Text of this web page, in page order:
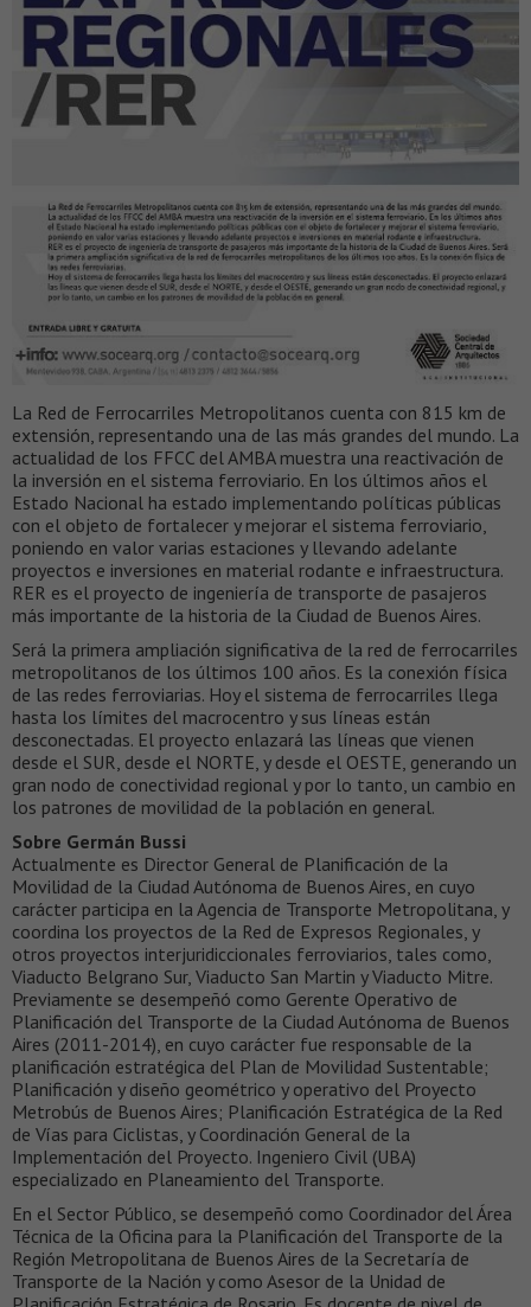
La Red de Ferrocarriles Metropolitanos cuenta con 815 km de
extensión, representando una de las más grandes del mundo. La
actualidad de los FFCC del AMBA muestra una reactivación de
la inversión en el sistema ferroviario. En los últimos años el
Estado Nacional ha estado implementando políticas públicas
con el objeto de fortalecer y mejorar el sistema ferroviario,
poniendo en valor varias estaciones y llevando adelante
proyectos e inversiones en material rodante e infraestructura.
RER es el proyecto de ingeniería de transporte de pasajeros
más importante de la historia de la Ciudad de Buenos Aires.
Será la primera ampliación significativa de la red de ferrocarriles
metropolitanos de los últimos 100 años. Es la conexión física
de las redes ferroviarias. Hoy el sistema de ferrocarriles llega
hasta los límites del macrocentro y sus líneas están
desconectadas. El proyecto enlazará las líneas que vienen
desde el SUR, desde el NORTE, y desde el OESTE, generando un
gran nodo de conectividad regional y por lo tanto, un cambio en
los patrones de movilidad de la población en general.
Sobre Germán Bussi
Actualmente es Director General de Planificación de la
Movilidad de la Ciudad Autónoma de Buenos Aires, en cuyo
carácter participa en la Agencia de Transporte Metropolitana, y
coordina los proyectos de la Red de Expresos Regionales, y
otros proyectos interjuridiccionales ferroviarios, tales como,
Viaducto Belgrano Sur, Viaducto San Martin y Viaducto Mitre.
Previamente se desempeñó como Gerente Operativo de
Planificación del Transporte de la Ciudad Autónoma de Buenos
Aires (2011-2014), en cuyo carácter fue responsable de la
planificación estratégica del Plan de Movilidad Sustentable;
Planificación y diseño geométrico y operativo del Proyecto
Metrobús de Buenos Aires; Planificación Estratégica de la Red
de Vías para Ciclistas, y Coordinación General de la
Implementación del Proyecto. Ingeniero Civil (UBA)
especializado en Planeamiento del Transporte.
En el Sector Público, se desempeñó como Coordinador del Área
Técnica de la Oficina para la Planificación del Transporte de la
Región Metropolitana de Buenos Aires de la Secretaría de
Transporte de la Nación y como Asesor de la Unidad de